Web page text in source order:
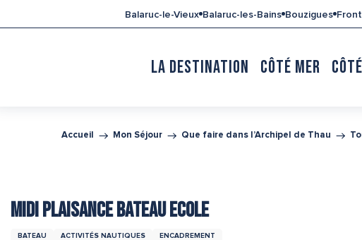
au
Balaruc-le-Vieux Balaruc-les-Bains Bouzigues
LA DESTINATION CÔTÉ MER
Accueil Mon Séjour Que faire dans l’Archipel de Thau
MIDI PLAISANCE BATEAU ECOLE
BATEAU ACTIVITÉS NAUTIQUES ENCADREMENT